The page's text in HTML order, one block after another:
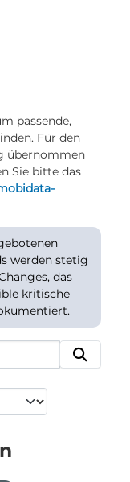
passende,
Für den
übernommen
Sie bitte das
werden stetig
das
kritische